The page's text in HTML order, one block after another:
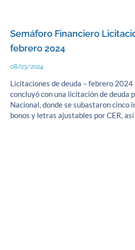
Semáforo Financiero
febrero 2024
08/03/2024
Licitaciones de deuda – febrero 2024
concluyó con una licitación de deuda
Nacional, donde se subastaron cinco
bonos y letras ajustables por CER,